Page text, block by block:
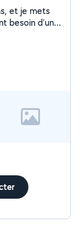
besoin d'un
meubles et